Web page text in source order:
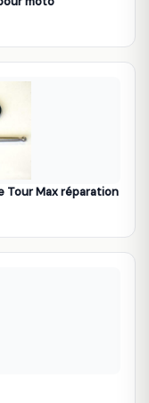
Tour Max réparation